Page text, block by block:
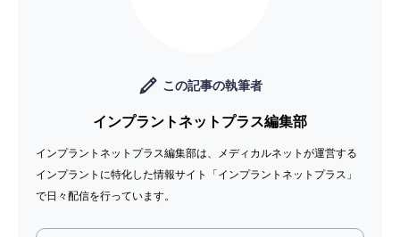
インプラント周囲炎に関する
Q＆A
この記事の執筆者
インプラントネットプラス編集部
インプラントネットプラス編集部は、メディカルネットが運営する
インプラントに特化した情報サイト「インプラントネットプラス」
で日々配信を行っています。